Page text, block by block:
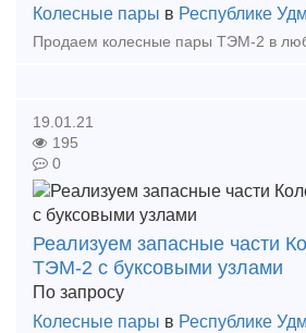
Колесные пары в Республике
19.01.21
195
0
Реализуем запасные части
ТЭМ-2 с буксовыми узлами
По запросу
Колесные пары в Республике